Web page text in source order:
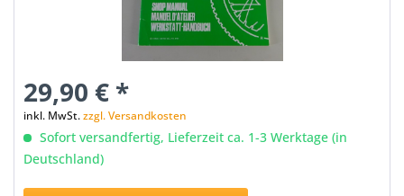
29,90 € *
inkl. MwSt.zzgl. Versandkosten
Sofort versandfertig, Lieferzeit ca. 1-3 Werktage (in
Deutschland)